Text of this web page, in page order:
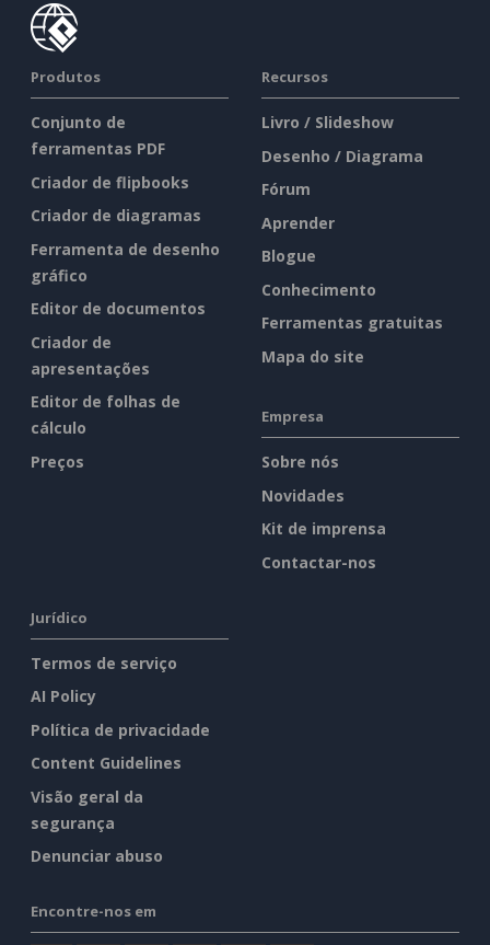
Produtos
Conjunto de
ferramentas PDF
Criador de flipbooks
Criador de diagramas
Ferramenta de desenho
gráfico
Editor de documentos
Criador de
apresentações
Editor de folhas de
cálculo
Preços
Recursos
Livro / Slideshow
Desenho / Diagrama
Fórum
Aprender
Blogue
Conhecimento
Ferramentas gratuitas
Mapa do site
Empresa
Sobre nós
Novidades
Kit de imprensa
Contactar-nos
Jurídico
Termos de serviço
AI Policy
Política de privacidade
Content Guidelines
Visão geral da
segurança
Denunciar abuso
Encontre-nos em